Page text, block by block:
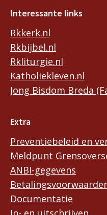
Interessante links
Rkkerk.nl
Rkbijbel.nl
Rkliturgie.nl
Katholiekleven.nl
Jong Bisdom Breda
Extra
Preventiebeleid en
Meldpunt
ANBI-gegevens
Documentatie